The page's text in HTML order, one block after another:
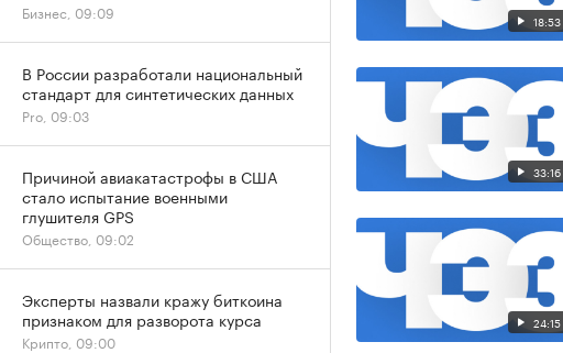
18:53
33:16
24:15
Бизнес, 09:09
В России разработали национальный
стандарт для синтетических данных
Pro, 09:03
Причиной авиакатастрофы в США
стало испытание военными
глушителя GPS
Общество, 09:02
Эксперты назвали кражу биткоина
признаком для разворота курса
Крипто, 09:00